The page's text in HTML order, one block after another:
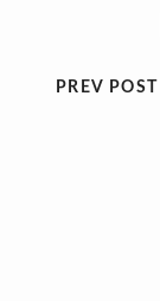
PREV POST